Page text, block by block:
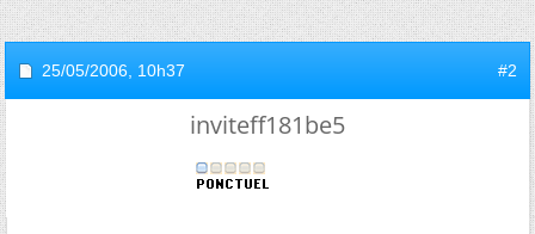
25/05/2006, 10h37 #2
inviteff181be5